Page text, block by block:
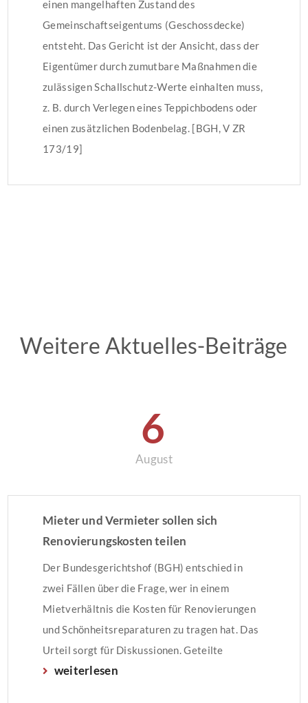
einen mangelhaften Zustand des
Gemeinschaftseigentums (Geschossdecke)
entsteht. Das Gericht ist der Ansicht, dass der
Eigentümer durch zumutbare Maßnahmen die
zulässigen Schallschutz-Werte einhalten muss,
z. B. durch Verlegen eines Teppichbodens oder
einen zusätzlichen Bodenbelag. [BGH, V ZR
173/19]
Weitere Aktuelles-Beiträge
6
August
Mieter und Vermieter sollen sich
Renovierungskosten teilen
Der Bundesgerichtshof (BGH) entschied in
zwei Fällen über die Frage, wer in einem
Mietverhältnis die Kosten für Renovierungen
und Schönheitsreparaturen zu tragen hat. Das
Urteil sorgt für Diskussionen. Geteilte
KostenIn beiden Fällen hatten die Mieter die
weiterlesen